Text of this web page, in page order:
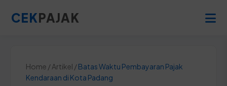
CEKPAJAK
Home / Artikel /Batas Waktu Pembayaran Pajak
Kendaraan di Kota Padang